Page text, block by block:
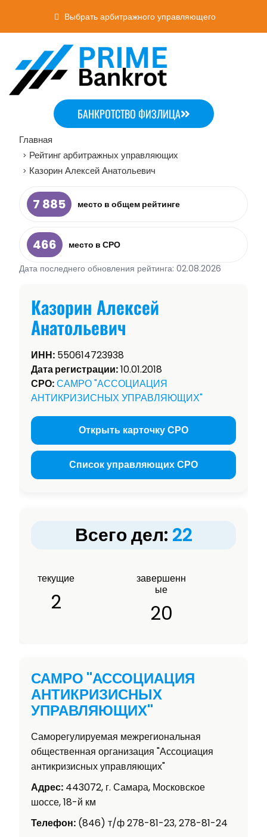
Выбрать арбитражного управляющего
БАНКРОТСТВО ФИЗЛИЦА
Главная
> Рейтинг арбитражных управляющих
> Казорин Алексей Анатольевич
7 885 место в общем рейтинге
466
место в СРО
Дата последнего обновления рейтинга: 02.08.2026
Казорин Алексей
Анатольевич
ИНН: 550614723938
Дата регистрации:10.01.2018
СРО:САМРО "АССОЦИАЦИЯ
АНТИКРИЗИСНЫХ УПРАВЛЯЮЩИХ"
Открыть карточку СРО
Список управляющих СРО
Всего дел: 22
текущие
2
завершенн
ые
20
САМРО "АССОЦИАЦИЯ
АНТИКРИЗИСНЫХ
УПРАВЛЯЮЩИХ"
Саморегулируемая межрегиональная
общественная организация "Ассоциация
антикризисных управляющих"
Адрес: 443072, г. Самара, Московское
шоссе, 18-й км
Телефон: (846) т/ф 278-81-23, 278-81-24